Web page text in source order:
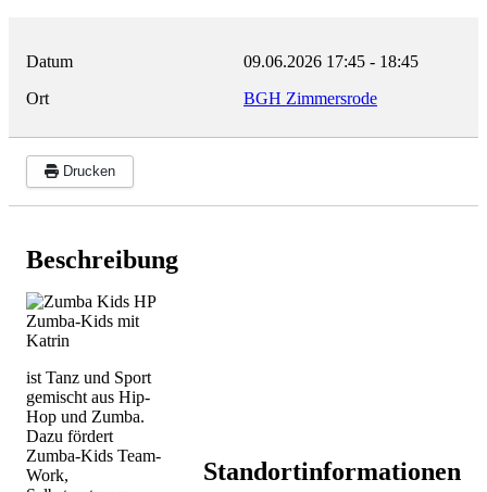
Datum 09.06.2026 17:45 - 18:45
Ort
BGH Zimmersrode
Drucken
Beschreibung
Zumba-Kids mit
Katrin
ist Tanz und Sport
gemischt aus Hip-
Hop und Zumba.
Dazu fördert
Zumba-Kids Team-
Work,
Standortinformationen